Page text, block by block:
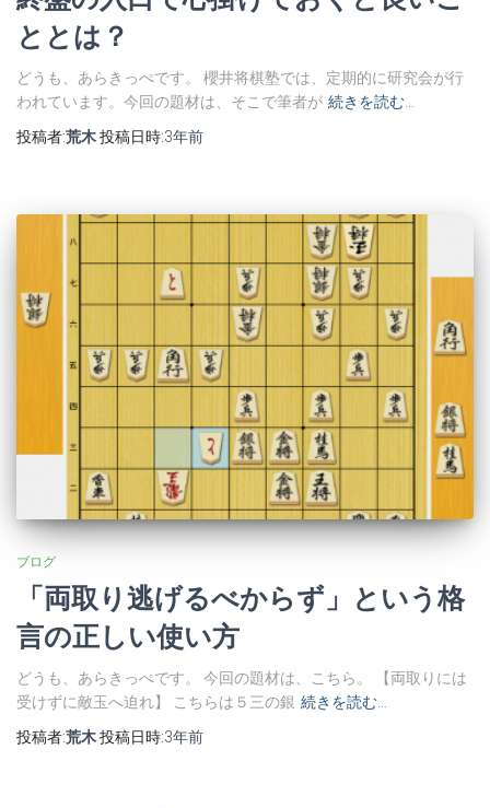
ととは？
どうも、あらきっぺです。 櫻井将棋塾では、定期的に研究会が行
われています。今回の題材は、そこで筆者が 続きを読む…
投稿者:荒木投稿日時:3年前
ブログ
「両取り逃げるべからず」という格
言の正しい使い方
どうも、あらきっぺです。 今回の題材は、こちら。 【両取りには
受けずに敵玉へ迫れ】 こちらは５三の銀 続きを読む…
投稿者:荒木投稿日時:3年前